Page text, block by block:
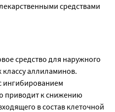
средствами
средство для наружного
аллиламинов.
ингибированием
приводит к снижению
в состав клеточной